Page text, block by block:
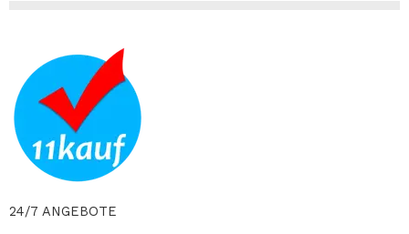
24/7 ANGEBOTE